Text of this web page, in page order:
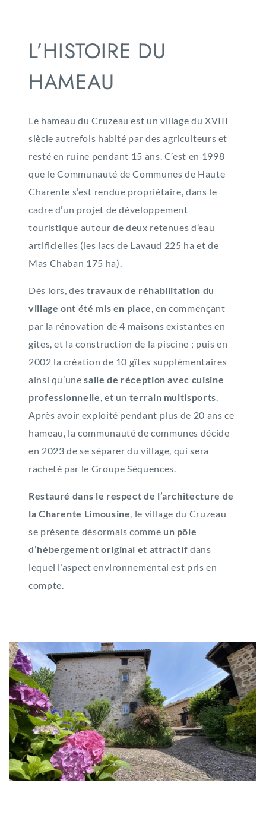
L’HISTOIRE DU
HAMEAU
Le hameau du Cruzeau est un village du XVIII
siècle autrefois habité par des agriculteurs et
resté en ruine pendant 15 ans. C’est en 1998
que le Communauté de Communes de Haute
Charente s’est rendue propriétaire, dans le
cadre d’un projet de développement
touristique autour de deux retenues d’eau
artificielles (les lacs de Lavaud 225 ha et de
Mas Chaban 175 ha).
Dès lors, des travaux de réhabilitation du
village ont été mis en place, en commençant
par la rénovation de 4 maisons existantes en
gîtes, et la construction de la piscine ; puis en
2002 la création de 10 gîtes supplémentaires
ainsi qu’unesalle de réception avec cuisine
professionnelle, et un terrain multisports.
Après avoir exploité pendant plus de 20 ans ce
hameau, la communauté de communes décide
en 2023 de se séparer du village, qui sera
racheté par le Groupe Séquences.
Restauré dans le respect de l’architecture de
la Charente Limousine, le village du Cruzeau
se présente désormais comme un pôle
d’hébergement original et attractif dans
lequel l’aspect environnemental est pris en
compte.